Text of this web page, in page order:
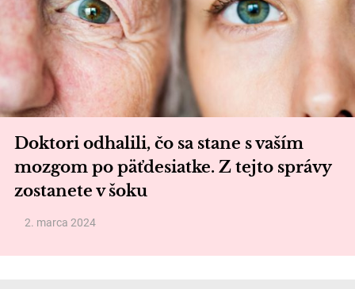
Doktori odhalili, čo sa stane s vaším
mozgom po päťdesiatke. Z tejto správy
zostanete v šoku
2. marca 2024